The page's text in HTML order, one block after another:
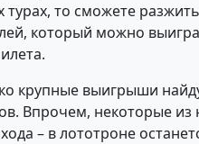
турах, то сможете
который можно
крупные выигрыши
Впрочем, некоторые из
– в лототроне